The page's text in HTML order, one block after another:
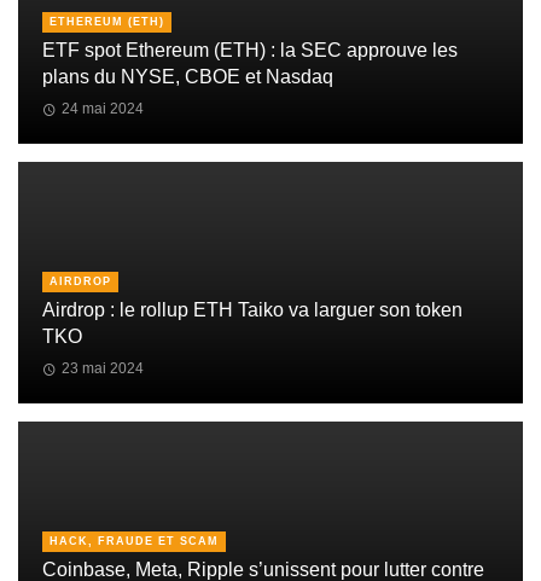
ETHEREUM (ETH)
ETF spot Ethereum (ETH) : la SEC approuve les
plans du NYSE, CBOE et Nasdaq
24 mai 2024
AIRDROP
Airdrop : le rollup ETH Taiko va larguer son token
TKO
23 mai 2024
HACK, FRAUDE ET SCAM
Coinbase, Meta, Ripple s’unissent pour lutter contre